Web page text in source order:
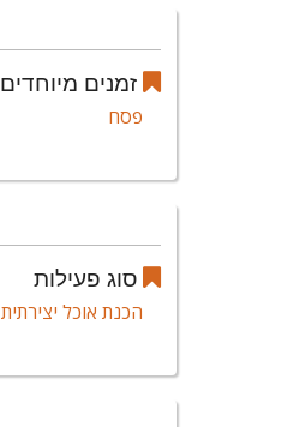
זמנים מיוחדים
פסח
סוג פעילות
הכנת אוכל יצירתית